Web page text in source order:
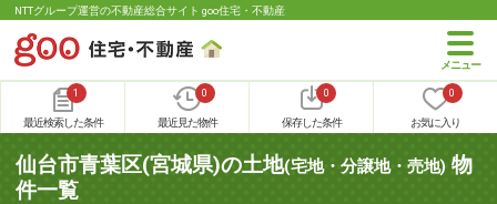
NTTグループ運営の不動産総合サイト goo住宅・不動産
1
最近検索した条件
0
最近見た物件
0
保存した条件
0
お気に入り
仙台市青葉区(宮城県)の土地(宅地・分譲地・売地) 物
件一覧